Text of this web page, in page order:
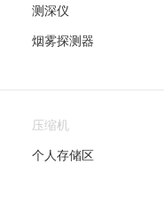
测深仪
烟雾探测器
压缩机
个人存储区